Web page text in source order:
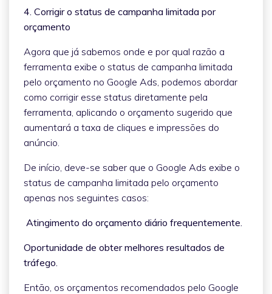
4. Corrigir o status de campanha limitada por
orçamento
Agora que já sabemos onde e por qual razão a
ferramenta exibe o status de campanha limitada
pelo orçamento no Google Ads, podemos abordar
como corrigir esse status diretamente pela
ferramenta, aplicando o orçamento sugerido que
aumentará a taxa de cliques e impressões do
anúncio.
De início, deve-se saber que o Google Ads exibe o
status de campanha limitada pelo orçamento
apenas nos seguintes casos:
Atingimento do orçamento diário frequentemente.
Oportunidade de obter melhores resultados de
tráfego.
Então, os orçamentos recomendados pelo Google